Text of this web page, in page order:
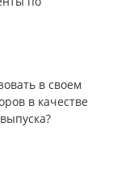
в своем
в качестве